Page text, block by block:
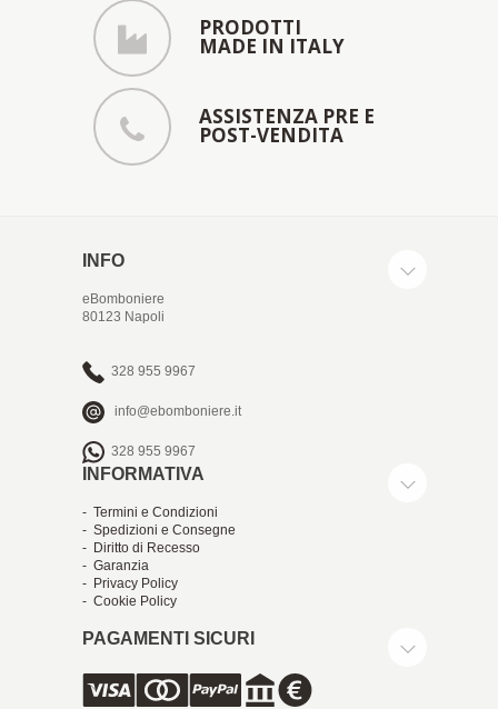
PRODOTTI
MADE IN ITALY
ASSISTENZA PRE E
POST-VENDITA
INFO
eBomboniere
80123 Napoli
328 955 9967
info@ebomboniere.it
328 955 9967
INFORMATIVA
- Termini e Condizioni
- Spedizioni e Consegne
- Diritto di Recesso
- Garanzia
- Privacy Policy
- Cookie Policy
PAGAMENTI SICURI